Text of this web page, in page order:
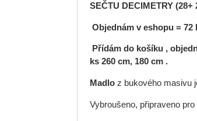
SEČTU DECIMETRY
Objednám v eshopu = 72
Přídám do košíku ,
ks 260 cm, 180 cm .
Madloz bukového masivu
Vybroušeno, připraveno